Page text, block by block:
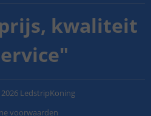
kwaliteit
"
2026 LedstripKoning
voorwaarden